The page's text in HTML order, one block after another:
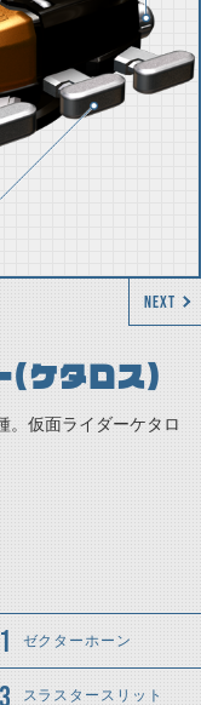
NEXT
ケタロス）
。仮面ライダーケタロ
ゼクターホーン
スラスタースリット